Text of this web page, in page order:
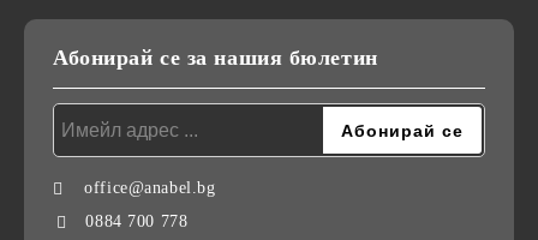
Абонирай се за нашия бюлетин
office@anabel.bg
0884 700 778